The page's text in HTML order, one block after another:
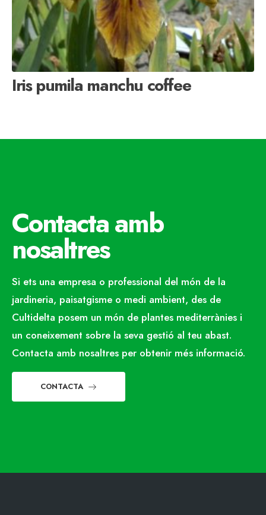
Iris pumila manchu coffee
Contacta amb
nosaltres
Si ets una empresa o professional del món de la
jardineria, paisatgisme o medi ambient, des de
Cultidelta posem un món de plantes mediterrànies i
un coneixement sobre la seva gestió al teu abast.
Contacta amb nosaltres per obtenir més informació.
CONTACTA